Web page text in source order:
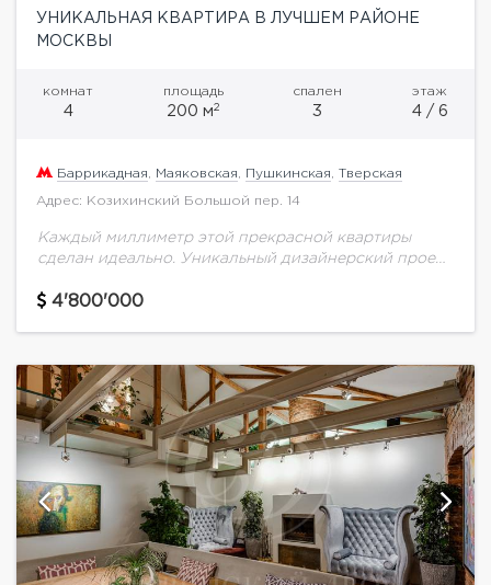
УНИКАЛЬНАЯ КВАРТИРА В ЛУЧШЕМ РАЙОНЕ
МОСКВЫ
комнат
4
площадь
200 м2
спален
3
этаж
4 / 6
Баррикадная Маяковская Пушкинская Тверская
Адрес: Козихинский Большой пер. 14
Каждый миллиметр этой прекрасной квартиры
сделан идеально. Уникальный дизайнерский проект
стоит только окунутся в атмосферу этого места.
4'800'000